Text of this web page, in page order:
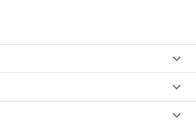
keyboard_arrow_down
keyboard_arrow_down
keyboard_arrow_down